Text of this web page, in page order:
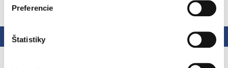
Preferencie
Štatistiky
Popis Hodnotenie